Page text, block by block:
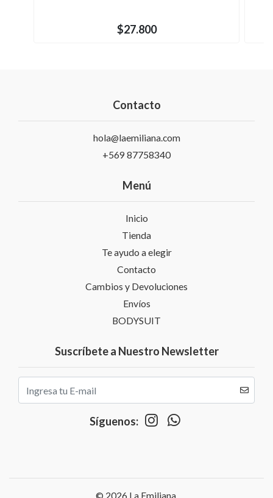
$27.800
Contacto
hola@laemiliana.com
+569 87758340
Menú
Inicio
Tienda
Te ayudo a elegir
Contacto
Cambios y Devoluciones
Envíos
BODYSUIT
Suscríbete a Nuestro Newsletter
Síguenos:
© 2026 La Emiliana.